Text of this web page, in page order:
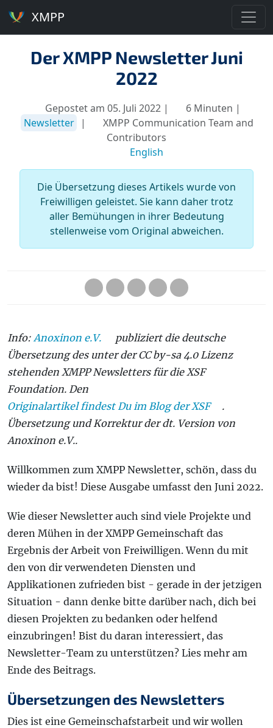
XMPP
Der XMPP Newsletter Juni
2022
Gepostet am 05. Juli 2022 |
6 Minuten |
Newsletter
|
XMPP Communication Team and
Contributors
English
Die Übersetzung dieses Artikels wurde von
Freiwilligen geleistet. Sie kann daher trotz
aller Bemühungen in ihrer Bedeutung
stellenweise vom Original abweichen.
Info: Anoxinon e.V.
publiziert die deutsche
Übersetzung des unter der CC by-sa 4.0 Lizenz
stehenden XMPP Newsletters für die XSF
Foundation. Den
Originalartikel findest Du im Blog der XSF
.
Übersetzung und Korrektur der dt. Version von
Anoxinon e.V..
Willkommen zum XMPP Newsletter, schön, dass du
wieder da bist! Diese Ausgabe umfasst den Juni 2022.
Wie dieser Newsletter auch sind viele Projekte und
deren Mühen in der XMPP Gemeinschaft das
Ergebnis der Arbeit von Freiwilligen. Wenn du mit
den von dir verwendeten Diensten und
Applikationen zufrieden bist - gerade in der jetzigen
Situation - dann denke bitte darüber nach, dich bei
diesen Projekten zu bedanken oder helfend
einzubringen! Bist du daran interessiert, das
Newsletter-Team zu unterstützen? Lies mehr am
Ende des Beitrags.
Übersetzungen des Newsletters
Dies ist eine Gemeinschafstarbeit und wir wollen